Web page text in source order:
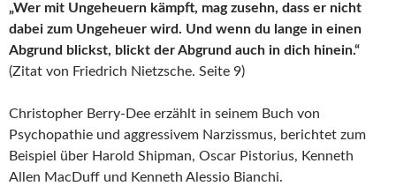
„Wer mit Ungeheuern kämpft, mag zusehn, dass er nicht
dabei zum Ungeheuer wird. Und wenn du lange in einen
Abgrund blickst, blickt der Abgrund auch in dich hinein.“
(Zitat von Friedrich Nietzsche. Seite 9)
Christopher Berry-Dee erzählt in seinem Buch von
Psychopathie und aggressivem Narzissmus, berichtet zum
Beispiel über Harold Shipman, Oscar Pistorius, Kenneth
Allen MacDuff und Kenneth Alessio Bianchi.